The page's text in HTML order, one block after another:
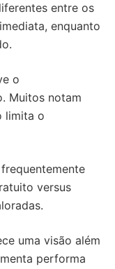
entre os
enquanto
o
Muitos notam
limita o
versus
uma visão além
performa